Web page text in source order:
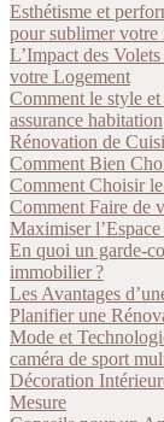
Esthétisme et
pour sublimer votre
L’Impact des
votre Logement
Comment le style
assurance habitation
Rénovation de
Comment Bien
Comment Choisir
Comment Faire de
Maximiser
En quoi un garde-
immobilier ?
Les Avantages
Planifier une
Mode et
caméra de sport
Décoration
Mesure